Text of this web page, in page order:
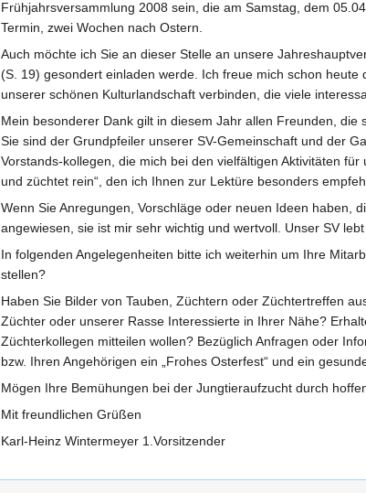
Frühjahrsversammlung 2008 sein, die am Samstag, dem
Termin, zwei Wochen nach Ostern.
Auch möchte ich Sie an dieser Stelle an unsere
(S. 19) gesondert einladen werde. Ich freue mich schon
unserer schönen Kulturlandschaft verbinden, die viele
Mein besonderer Dank gilt in diesem Jahr allen Freunden,
Sie sind der Grundpfeiler unserer SV-Gemeinschaft und der
Vorstands-kollegen, die mich bei den vielfältigen Aktivitäten
und züchtet rein“, den ich Ihnen zur Lektüre besonders
Wenn Sie Anregungen, Vorschläge oder neuen Ideen haben,
angewiesen, sie ist mir sehr wichtig und wertvoll. Unser SV
In folgenden Angelegenheiten bitte ich weiterhin um Ihre
stellen?
Haben Sie Bilder von Tauben, Züchtern oder Züchtertreffen
Züchter oder unserer Rasse Interessierte in Ihrer Nähe?
Züchterkollegen mitteilen wollen? Bezüglich Anfragen oder
bzw. Ihren Angehörigen ein „Frohes Osterfest“ und ein
Mögen Ihre Bemühungen bei der Jungtieraufzucht durch
Mit freundlichen Grüßen
Karl-Heinz Wintermeyer 1.Vorsitzender